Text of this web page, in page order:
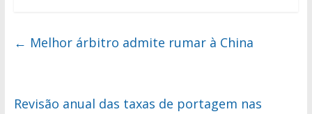
← Melhor árbitro admite rumar à China
Revisão anual das taxas de portagem nas